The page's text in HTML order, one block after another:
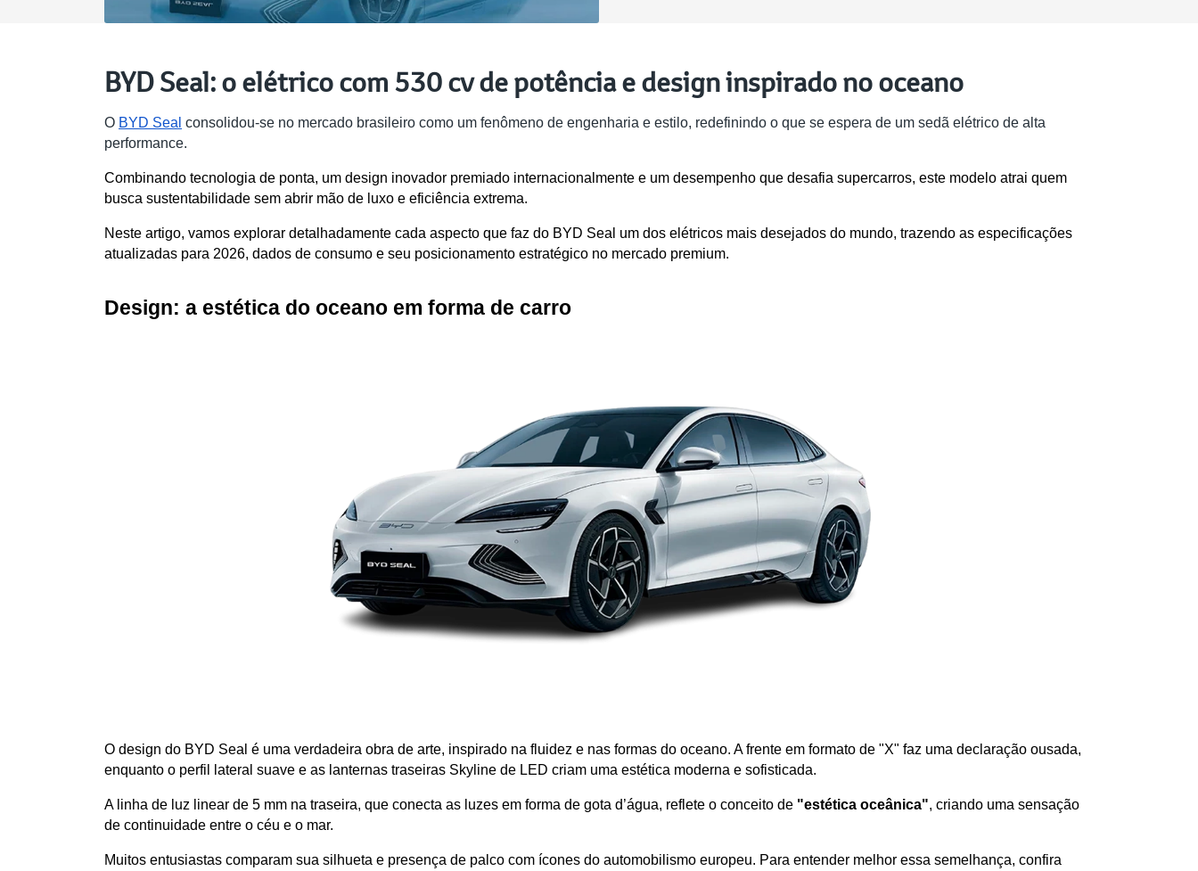
BYD Seal: o elétrico com 530 cv de potência e design inspirado no oceano
O BYD Seal consolidou-se no mercado brasileiro como um fenômeno de engenharia e estilo, redefinindo o que se espera de um sedã elétrico de alta
performance.
Combinando tecnologia de ponta, um design inovador premiado internacionalmente e um desempenho que desafia supercarros, este modelo atrai quem
busca sustentabilidade sem abrir mão de luxo e eficiência extrema.
Neste artigo, vamos explorar detalhadamente cada aspecto que faz do BYD Seal um dos elétricos mais desejados do mundo, trazendo as especificações
atualizadas para 2026, dados de consumo e seu posicionamento estratégico no mercado premium.
Design: a estética do oceano em forma de carro
O design do BYD Seal é uma verdadeira obra de arte, inspirado na fluidez e nas formas do oceano. A frente em formato de "X" faz uma declaração ousada,
enquanto o perfil lateral suave e as lanternas traseiras Skyline de LED criam uma estética moderna e sofisticada.
A linha de luz linear de 5 mm na traseira, que conecta as luzes em forma de gota d’água, reflete o conceito de "estética oceânica", criando uma sensação
de continuidade entre o céu e o mar.
Muitos entusiastas comparam sua silhueta e presença de palco com ícones do automobilismo europeu. Para entender melhor essa semelhança, confira